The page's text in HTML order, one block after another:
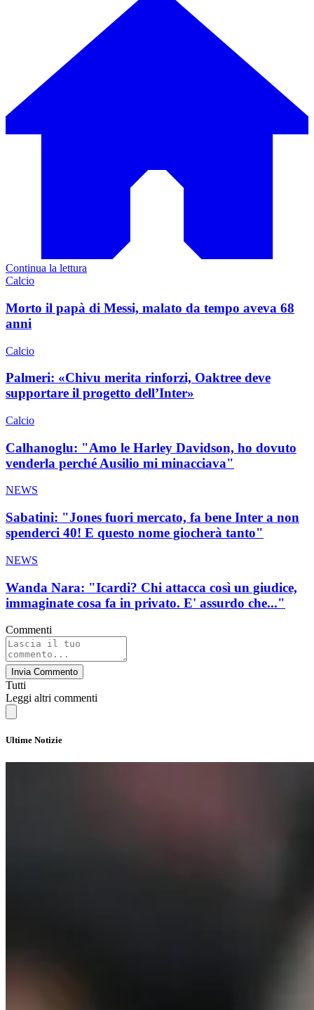
Continua la lettura
Calcio
Morto il papà di Messi, malato da tempo aveva 68
anni
Calcio
Palmeri: «Chivu merita rinforzi, Oaktree deve
supportare il progetto dell’Inter»
Calcio
Calhanoglu: "Amo le Harley Davidson, ho dovuto
venderla perché Ausilio mi minacciava"
NEWS
Sabatini: "Jones fuori mercato, fa bene Inter a non
spenderci 40! E questo nome giocherà tanto"
NEWS
Wanda Nara: "Icardi? Chi attacca così un giudice,
immaginate cosa fa in privato. E' assurdo che..."
Commenti
Invia Commento
Tutti
Leggi altri commenti
Ultime Notizie